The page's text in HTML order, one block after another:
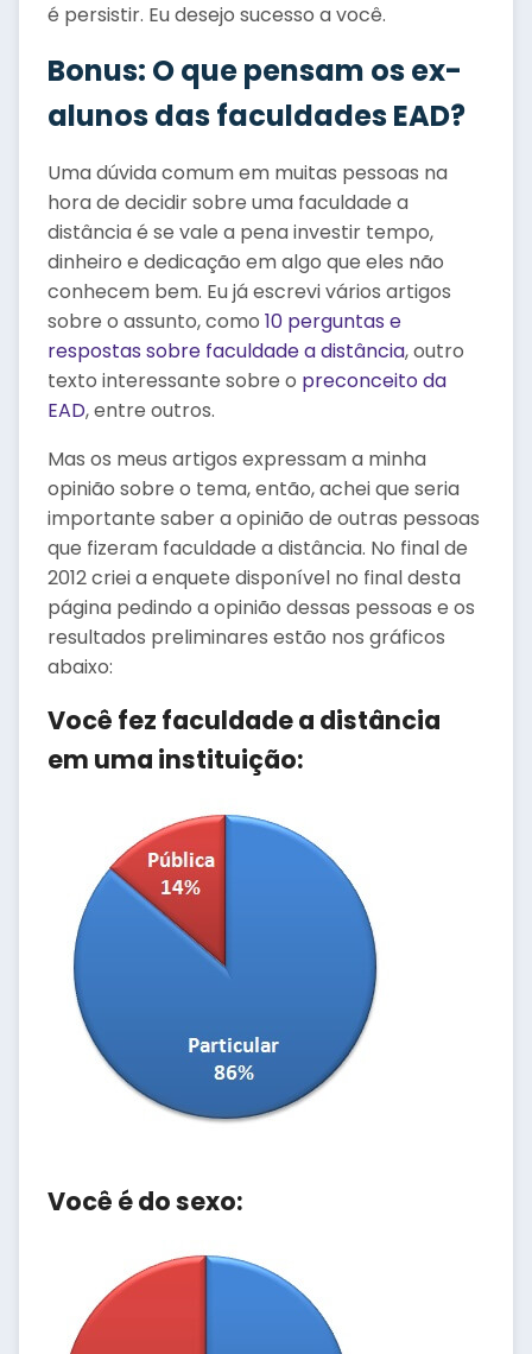
é persistir. Eu desejo sucesso a você.
Bonus: O que pensam os ex-
alunos das faculdades EAD?
Uma dúvida comum em muitas pessoas na
hora de decidir sobre uma faculdade a
distância é se vale a pena investir tempo,
dinheiro e dedicação em algo que eles não
conhecem bem. Eu já escrevi vários artigos
sobre o assunto, como 10 perguntas e
respostas sobre faculdade a distância, outro
texto interessante sobre o preconceito da
EAD, entre outros.
Mas os meus artigos expressam a minha
opinião sobre o tema, então, achei que seria
importante saber a opinião de outras pessoas
que fizeram faculdade a distância. No final de
2012 criei a enquete disponível no final desta
página pedindo a opinião dessas pessoas e os
resultados preliminares estão nos gráficos
abaixo:
Você fez faculdade a distância
em uma instituição:
Você é do sexo: